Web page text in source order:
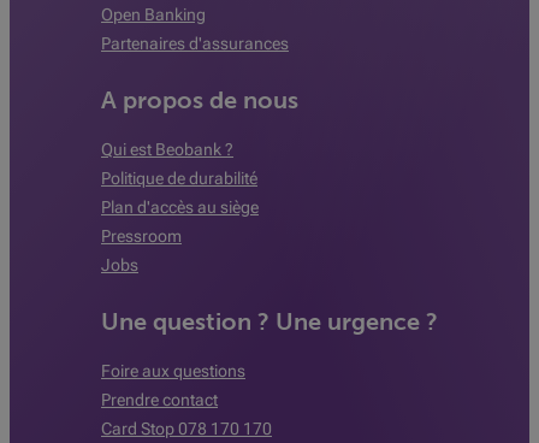
Open Banking
Partenaires d'assurances
A propos de nous
Qui est Beobank ?
Politique de durabilité
Plan d'accès au siège
Pressroom
Jobs
Une question ? Une urgence ?
Foire aux questions
Prendre contact
Card Stop 078 170 170